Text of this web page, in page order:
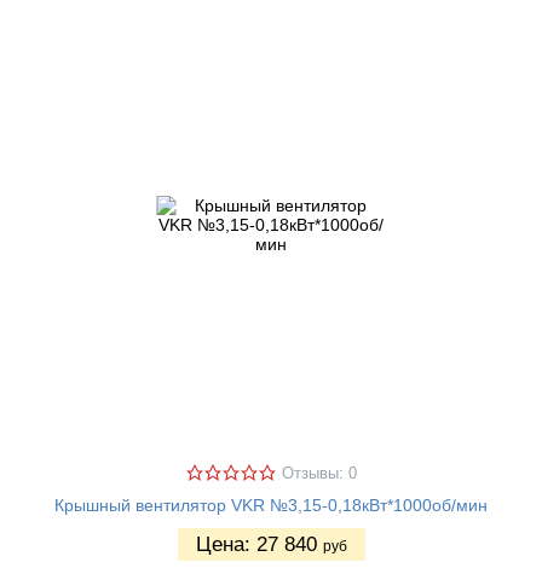
Отзывы: 0
Крышный вентилятор VKR №3,15-0,18кВт*1000об/мин
Цена: 27 840 руб